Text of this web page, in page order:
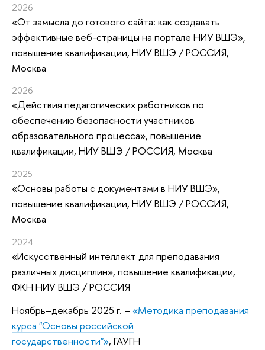
2026
«От замысла до готового сайта: как создавать
эффективные веб-страницы на портале НИУ ВШЭ»,
повышение квалификации, НИУ ВШЭ / РОССИЯ,
Москва
2026
«Действия педагогических работников по
обеспечению безопасности участников
образовательного процесса», повышение
квалификации, НИУ ВШЭ / РОССИЯ, Москва
2025
«Основы работы с документами в НИУ ВШЭ»,
повышение квалификации, НИУ ВШЭ / РОССИЯ,
Москва
2024
«Искусственный интеллект для преподавания
различных дисциплин», повышение квалификации,
ФКН НИУ ВШЭ / РОССИЯ
Ноябрь–декабрь 2025 г. – «Методика преподавания
курса "Основы российской
государственности"», ГАУГН